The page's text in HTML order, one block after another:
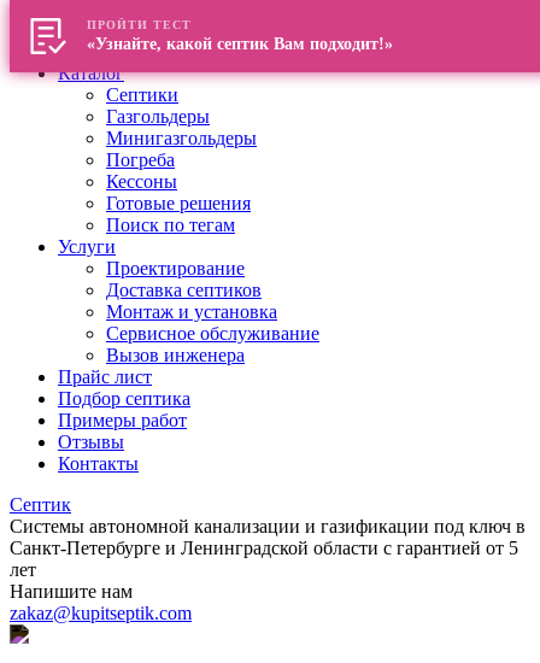
Главная
О компании
Каталог
Септики
Газгольдеры
Минигазгольдеры
Погреба
Кессоны
Готовые решения
Поиск по тегам
Услуги
Проектирование
Доставка септиков
Монтаж и установка
Сервисное обслуживание
Вызов инженера
Прайс лист
Подбор септика
Примеры работ
Отзывы
Контакты
Септик
Системы автономной канализации и газификации под ключ в
Санкт-Петербурге и Ленинградской области с гарантией от 5
лет
Напишите нам
zakaz@kupitseptik.com
ПРОЙТИ ТЕСТ
«Узнайте, какой септик Вам подходит!»